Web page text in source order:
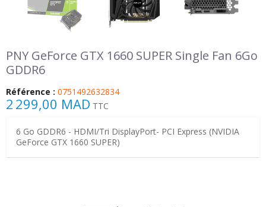
PNY GeForce GTX 1660 SUPER Single Fan 6Go
GDDR6
Référence : 0751492632834
2 299,00 MAD TTC
6 Go GDDR6 - HDMI/Tri DisplayPort- PCI Express (NVIDIA
GeForce GTX 1660 SUPER)